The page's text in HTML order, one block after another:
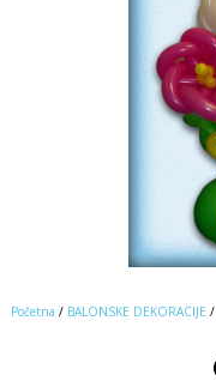
Početna / BALONSKE DEKORACIJE /